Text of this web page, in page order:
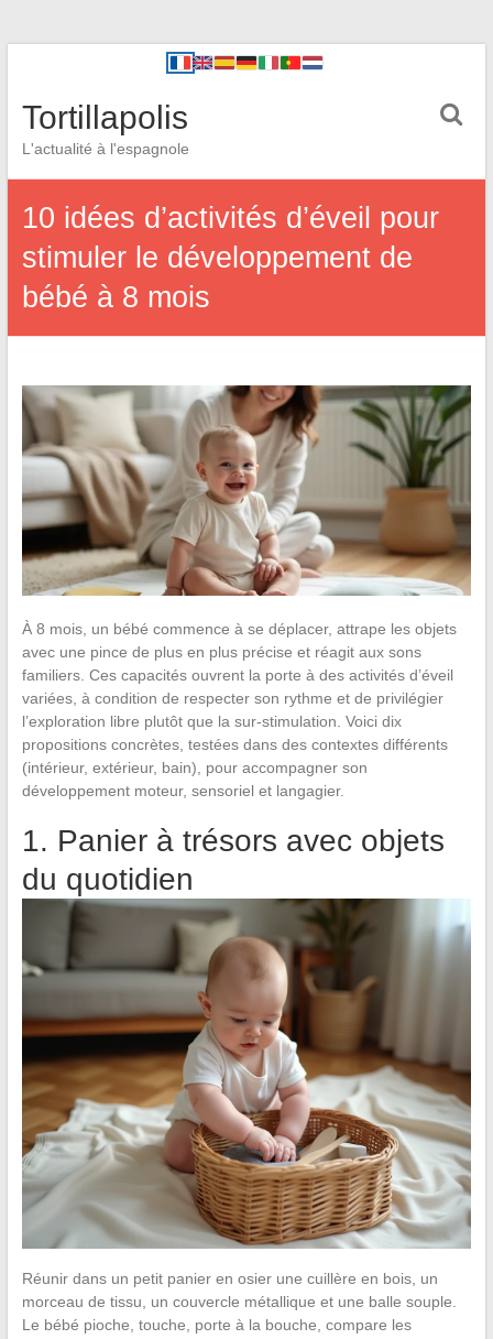
Tortillapolis
L'actualité à l'espagnole
10 idées d’activités d’éveil pour
stimuler le développement de
bébé à 8 mois
À 8 mois, un bébé commence à se déplacer, attrape les objets
avec une pince de plus en plus précise et réagit aux sons
familiers. Ces capacités ouvrent la porte à des activités d’éveil
variées, à condition de respecter son rythme et de privilégier
l’exploration libre plutôt que la sur-stimulation. Voici dix
propositions concrètes, testées dans des contextes différents
(intérieur, extérieur, bain), pour accompagner son
développement moteur, sensoriel et langagier.
1. Panier à trésors avec objets
du quotidien
Réunir dans un petit panier en osier une cuillère en bois, un
morceau de tissu, un couvercle métallique et une balle souple.
Le bébé pioche, touche, porte à la bouche, compare les